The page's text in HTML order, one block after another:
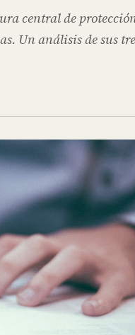
central de
Un análisis de sus